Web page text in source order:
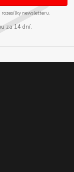
rozesílky newsletteru.
za 14 dní.